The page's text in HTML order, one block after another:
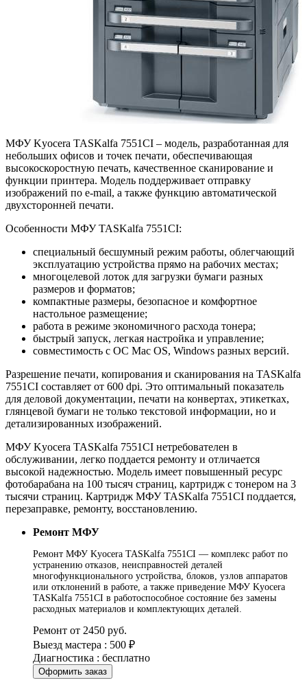
МФУ Kyocera TASKalfa 7551CI – модель, разработанная для
небольших офисов и точек печати, обеспечивающая
высокоскоростную печать, качественное сканирование и
функции принтера. Модель поддерживает отправку
изображений по e-mail, а также функцию автоматической
двухсторонней печати.
Особенности МФУ TASKalfa 7551CI:
специальный бесшумный режим работы, облегчающий
эксплуатацию устройства прямо на рабочих местах;
многоцелевой лоток для загрузки бумаги разных
размеров и форматов;
компактные размеры, безопасное и комфортное
настольное размещение;
работа в режиме экономичного расхода тонера;
быстрый запуск, легкая настройка и управление;
совместимость с ОС Mac OS, Windows разных версий.
Разрешение печати, копирования и сканирования на TASKalfa
7551CI составляет от 600 dpi. Это оптимальный показатель
для деловой документации, печати на конвертах, этикетках,
глянцевой бумаги не только текстовой информации, но и
детализированных изображений.
МФУ Kyocera TASKalfa 7551CI нетребователен в
обслуживании, легко поддается ремонту и отличается
высокой надежностью. Модель имеет повышенный ресурс
фотобарабана на 100 тысяч страниц, картридж с тонером на 3
тысячи страниц. Картридж МФУ TASKalfa 7551CI поддается,
перезаправке, ремонту, восстановлению.
Ремонт МФУ
Ремонт МФУ Kyocera TASKalfa 7551CI — комплекс работ по
устранению отказов, неисправностей деталей
многофункционального устройства, блоков, узлов аппаратов
или отклонений в работе, а также приведение МФУ Kyocera
TASKalfa 7551CI в работоспособное состояние без замены
расходных материалов и комплектующих деталей.
Ремонт от 2450 руб.
Выезд мастера : 500 ₽
Диагностика : бесплатно
Оформить заказ